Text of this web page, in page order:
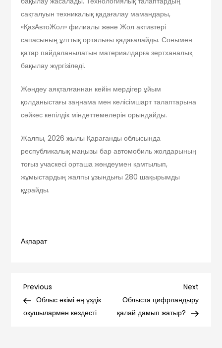
сақталуын техникалық қадағалау мамандары,
«ҚазАвтоЖол» филиалы және Жол активтері
сапасының ұлттық орталығы қадағалайды. Сонымен
қатар пайдаланылатын материалдарға зертханалық
бақылау жүргізіледі.
Жөндеу аяқталғаннан кейін мердігер ұйым
қолданыстағы заңнама мен келісімшарт талаптарына
сәйкес кепілдік міндеттемелерін орындайды.
Жалпы, 2026 жылы Қарағанды облысында
республикалық маңызы бар автомобиль жолдарының
тоғыз учаскесі орташа жөндеумен қамтылып,
жұмыстардың жалпы ұзындығы 280 шақырымды
құрайды.
Ақпарат
Навигация
по
Previous
Post
Previous
Облыс әкімі ең үздік
оқушылармен кездесті
Next
Post
Next
Облыста цифрландыру
қалай дамып жатыр?